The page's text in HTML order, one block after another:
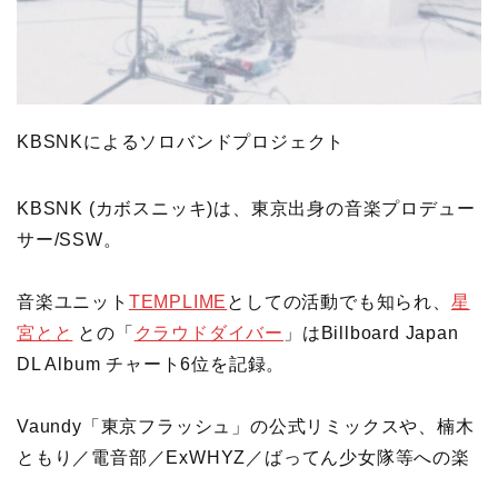
KBSNKによるソロバンドプロジェクト
KBSNK (カボスニッキ)は、東京出身の音楽プロデュー
サー/SSW。
音楽ユニット TEMPLIME としての活動でも知られ、 星
宮とと との「 クラウドダイバー 」はBillboard Japan
DL Album チャート6位を記録。
Vaundy「東京フラッシュ」の公式リミックスや、楠木
ともり／電音部／ExWHYZ／ばってん少女隊等への楽